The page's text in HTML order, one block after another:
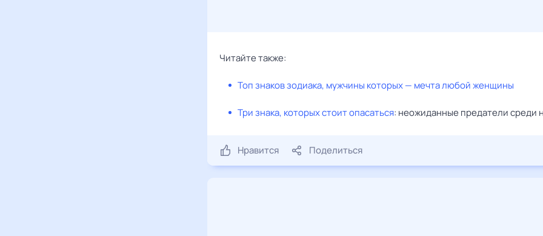
Читайте также:
Топ знаков зодиака, мужчины которых — мечта любой женщины
Три знака, которых стоит опасаться: неожиданные предатели среди
Нравится Поделиться